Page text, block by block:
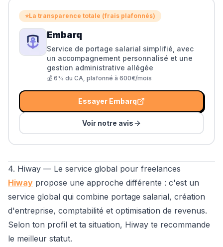
⭐La transparence totale (frais plafonnés)
Embarq
Service de portage salarial simplifié, avec
un accompagnement personnalisé et une
gestion administrative allégée
💰 6% du CA, plafonné à 600€/mois
Essayer Embarq
Voir notre avis
4. Hiway — Le service global pour freelances
Hiway propose une approche différente : c'est un
service global qui combine portage salarial, création
d'entreprise, comptabilité et optimisation de revenus.
Selon ton profil et ta situation, Hiway te recommande
le meilleur statut.